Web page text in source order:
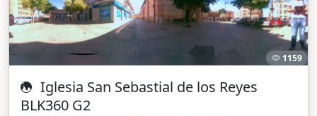
1159
Iglesia San Sebastial de los Reyes
BLK360 G2